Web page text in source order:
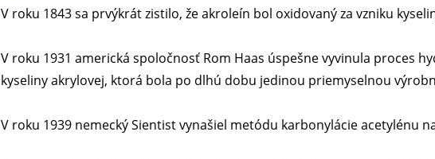
V roku 1843 sa prvýkrát zistilo, že akroleín bol oxidovaný za vzniku
V roku 1931 americká spoločnosť Rom Haas úspešne vyvinula proces
kyseliny akrylovej, ktorá bola po dlhú dobu jedinou priemyselnou
V roku 1939 nemecký Sientist vynašiel metódu karbonylácie acetylénu